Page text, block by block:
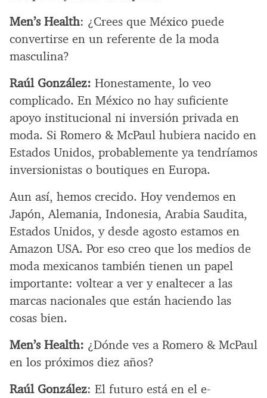
Men’s Health: ¿Crees que México puede
convertirse en un referente de la moda
masculina?
Raúl González: Honestamente, lo veo
complicado. En México no hay suficiente
apoyo institucional ni inversión privada en
moda. Si Romero & McPaul hubiera nacido en
Estados Unidos, probablemente ya tendríamos
inversionistas o boutiques en Europa.
Aun así, hemos crecido. Hoy vendemos en
Japón, Alemania, Indonesia, Arabia Saudita,
Estados Unidos, y desde agosto estamos en
Amazon USA. Por eso creo que los medios de
moda mexicanos también tienen un papel
importante: voltear a ver y enaltecer a las
marcas nacionales que están haciendo las
cosas bien.
Men’s Health: ¿Dónde ves a Romero & McPaul
en los próximos diez años?
Raúl González: El futuro está en el e-